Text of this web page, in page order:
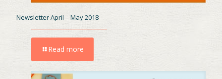
Newsletter April – May 2018
Read more